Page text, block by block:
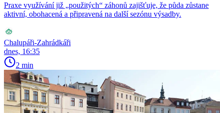
Praxe využívání již „použitých“ záhonů zajišťuje, že půda zůstane
aktivní, obohacená a připravená na další sezónu výsadby.
Chalupáři-Zahrádkáři
dnes, 16:35
2 min